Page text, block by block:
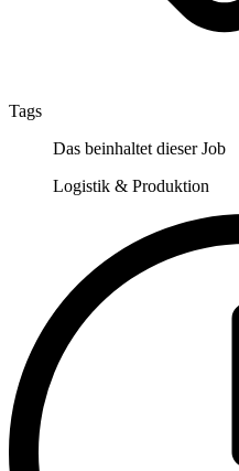
Tags
Das beinhaltet dieser Job
Logistik & Produktion